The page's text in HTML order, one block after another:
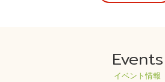
Events
イベント情報